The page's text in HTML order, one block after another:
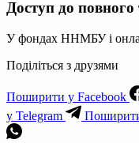
Доступ до повного
У фондах ННМБУ і
Поділіться з друзями
Поширити у Facebook
у Telegram